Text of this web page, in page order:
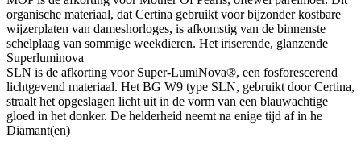
organische materiaal, dat Certina gebruikt voor bijzonder kostbare
wijzerplaten van dameshorloges, is afkomstig van de binnenste
schelplaag van sommige weekdieren. Het iriserende, glanzende
Superluminova
SLN is de afkorting voor Super-LumiNova®, een fosforescerend
lichtgevend materiaal. Het BG W9 type SLN, gebruikt door Certina,
straalt het opgeslagen licht uit in de vorm van een blauwachtige
gloed in het donker. De helderheid neemt na enige tijd af in he
Diamant(en)